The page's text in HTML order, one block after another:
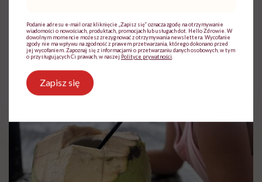
Podanie adresu e-mail oraz kliknięcie „Zapisz się” oznacza zgodę na otrzymywanie
wiadomości o nowościach, produktach, promocjach lub usługach dot. Hello Zdrowie. W
dowolnym momencie możesz zrezygnować z otrzymywania newslettera. Wycofanie
zgody nie ma wpływu na zgodność z prawem przetwarzania, którego dokonano przed
jej wycofaniem. Zapoznaj się z informacjami o przetwarzaniu danych osobowych, w tym
o przysługujących Ci prawach, w naszej Polityce prywatności
Zapisz się